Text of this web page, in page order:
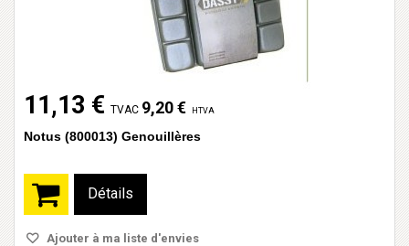
11,13 € TVAC 9,20 € HTVA
Notus (800013) Genouillères
Détails
Ajouter à ma liste d'envies